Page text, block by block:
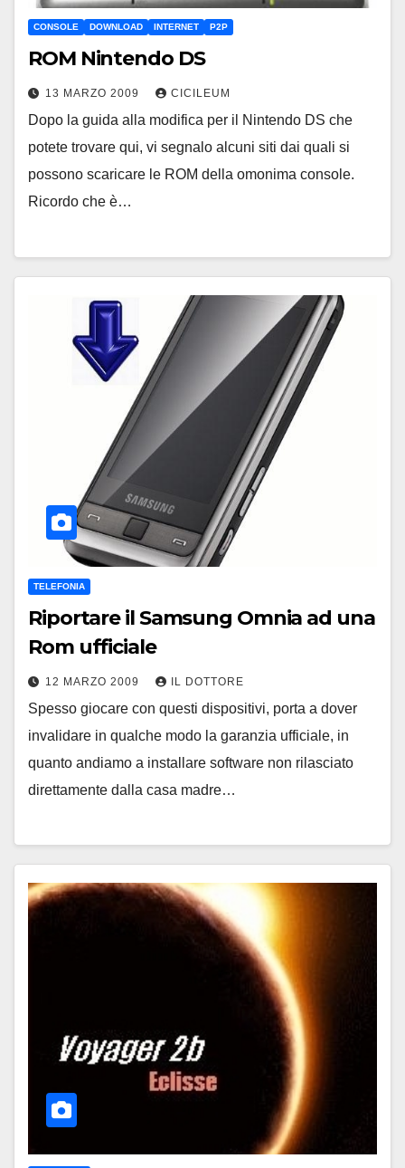
CONSOLE DOWNLOAD INTERNET P2P
ROM Nintendo DS
13 MARZO 2009 CICILEUM
Dopo la guida alla modifica per il Nintendo DS che
potete trovare qui, vi segnalo alcuni siti dai quali si
possono scaricare le ROM della omonima console.
Ricordo che è…
TELEFONIA
Riportare il Samsung Omnia ad una
Rom ufficiale
12 MARZO 2009 IL DOTTORE
Spesso giocare con questi dispositivi, porta a dover
invalidare in qualche modo la garanzia ufficiale, in
quanto andiamo a installare software non rilasciato
direttamente dalla casa madre…